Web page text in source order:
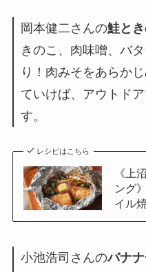
岡本健二さんの鮭と
きのこ、肉味噌、バ
り！肉みそをあらか
ていけば、アウトド
す。
レシピはこちら
《上
ング
イル
小池浩司さんのバナ